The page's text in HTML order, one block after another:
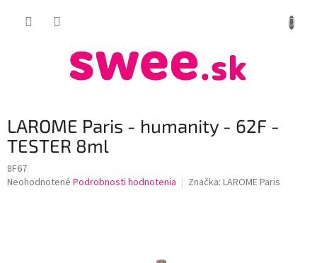
LAROME Paris - humanity - 62F -
TESTER 8ml
8F67
Priemerné
Neohodnotené Podrobnosti hodnotenia Značka: LAROME Paris